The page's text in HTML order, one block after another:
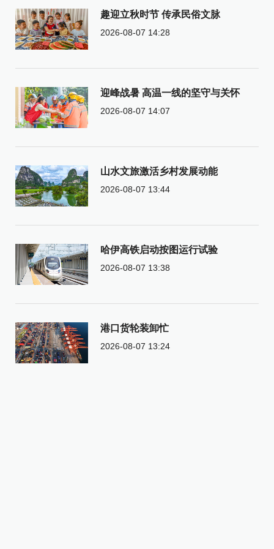
趣迎立秋时节 传承民俗文脉
2026-08-07 14:28
迎峰战暑 高温一线的坚守与关怀
2026-08-07 14:07
山水文旅激活乡村发展动能
2026-08-07 13:44
哈伊高铁启动按图运行试验
2026-08-07 13:38
港口货轮装卸忙
2026-08-07 13:24